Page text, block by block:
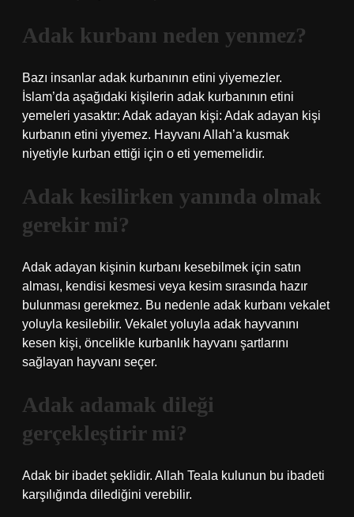
Adak kurbanı neden yenmez?
Bazı insanlar adak kurbanının etini yiyemezler.
İslam’da aşağıdaki kişilerin adak kurbanının etini
yemeleri yasaktır: Adak adayan kişi: Adak adayan kişi
kurbanın etini yiyemez. Hayvanı Allah’a kusmak
niyetiyle kurban ettiği için o eti yememelidir.
Adak kesilirken yanında olmak
gerekir mi?
Adak adayan kişinin kurbanı kesebilmek için satın
alması, kendisi kesmesi veya kesim sırasında hazır
bulunması gerekmez. Bu nedenle adak kurbanı vekalet
yoluyla kesilebilir. Vekalet yoluyla adak hayvanını
kesen kişi, öncelikle kurbanlık hayvanı şartlarını
sağlayan hayvanı seçer.
Adak adamak dileği
gerçekleştirir mi?
Adak bir ibadet şeklidir. Allah Teala kulunun bu ibadeti
karşılığında dilediğini verebilir.